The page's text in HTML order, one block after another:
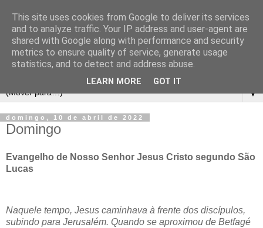
▼
domingo, 10 de abril de 2022
Domingo
Evangelho de Nosso Senhor Jesus Cristo segundo São
Lucas
Naquele tempo, Jesus caminhava à frente dos discípulos,
subindo para Jerusalém. Quando se aproximou de Betfagé
This site uses cookies from Google to deliver its services
and to analyze traffic. Your IP address and user-agent are
shared with Google along with performance and security
metrics to ensure quality of service, generate usage
statistics, and to detect and address abuse.
LEARN MORE GOT IT